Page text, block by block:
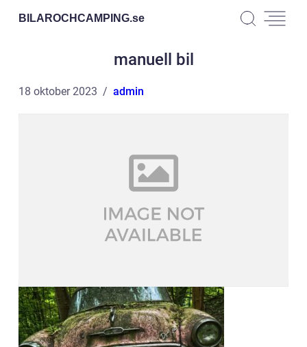
BILAROCHCAMPING.se
manuell bil
18 oktober 2023 admin